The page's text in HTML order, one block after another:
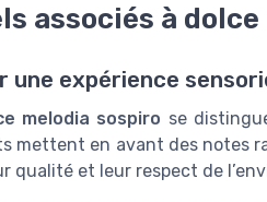
associés à
expérience
melodia sospiro se
mettent en avant des notes
qualité et leur respect de